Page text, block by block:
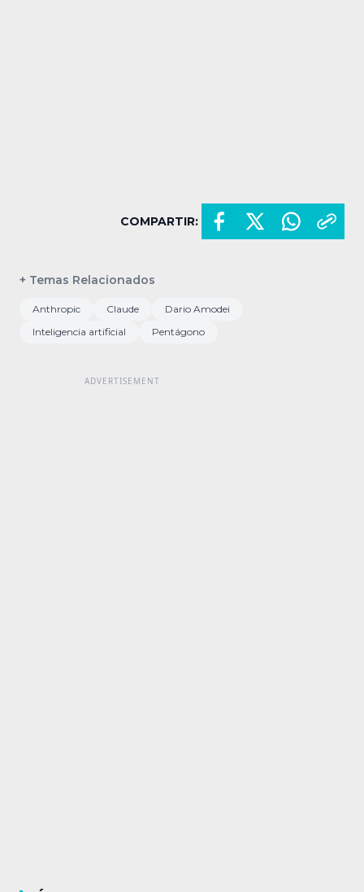
COMPARTIR:
+ Temas Relacionados
Anthropic Claude
Dario Amodei
Inteligencia artificial
Pentágono